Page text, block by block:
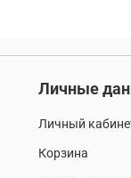
Личные
Личный
Корзина